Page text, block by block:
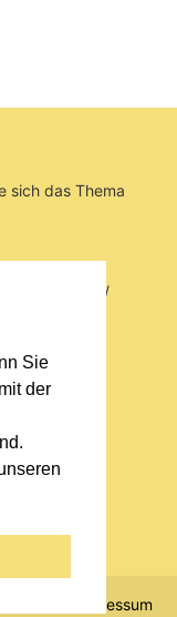
Sie
der
sich das Thema
Impressum